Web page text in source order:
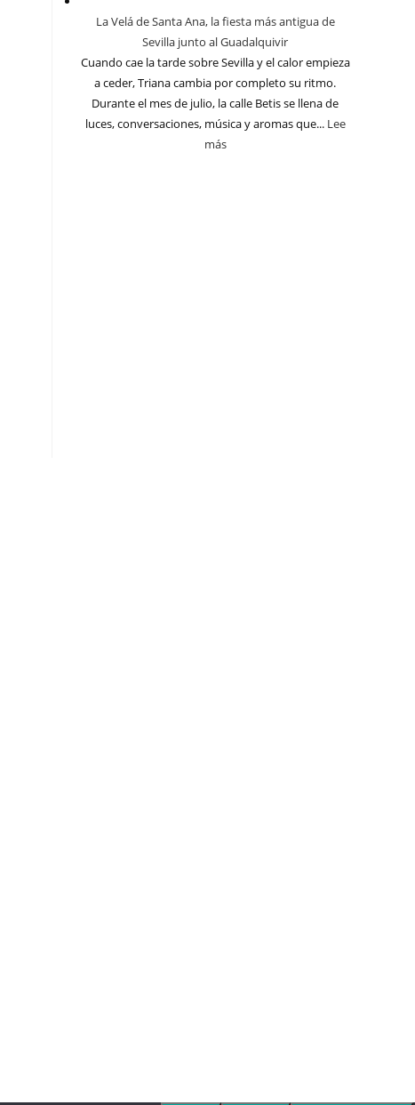
La Velá de Santa Ana, la fiesta más antigua de
Sevilla junto al Guadalquivir
Cuando cae la tarde sobre Sevilla y el calor empieza
a ceder, Triana cambia por completo su ritmo.
Durante el mes de julio, la calle Betis se llena de
luces, conversaciones, música y aromas que... Lee
más